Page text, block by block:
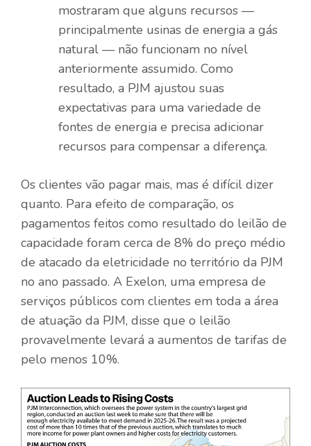
mostraram que alguns recursos —
principalmente usinas de energia a gás
natural — não funcionam no nível
anteriormente assumido. Como
resultado, a PJM ajustou suas
expectativas para uma variedade de
fontes de energia e precisa adicionar
recursos para compensar a diferença.
Os clientes vão pagar mais, mas é difícil dizer
quanto. Para efeito de comparação, os
pagamentos feitos como resultado do leilão de
capacidade foram cerca de 8% do preço médio
de atacado da eletricidade no território da PJM
no ano passado. A Exelon, uma empresa de
serviços públicos com clientes em toda a área
de atuação da PJM, disse que o leilão
provavelmente levará a aumentos de tarifas de
pelo menos 10%.